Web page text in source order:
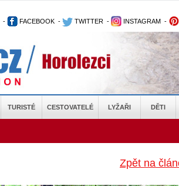
- FACEBOOK - TWITTER - INSTAGRAM -
TURISTÉ CESTOVATELÉ LYŽAŘI DĚTI
Zpět na